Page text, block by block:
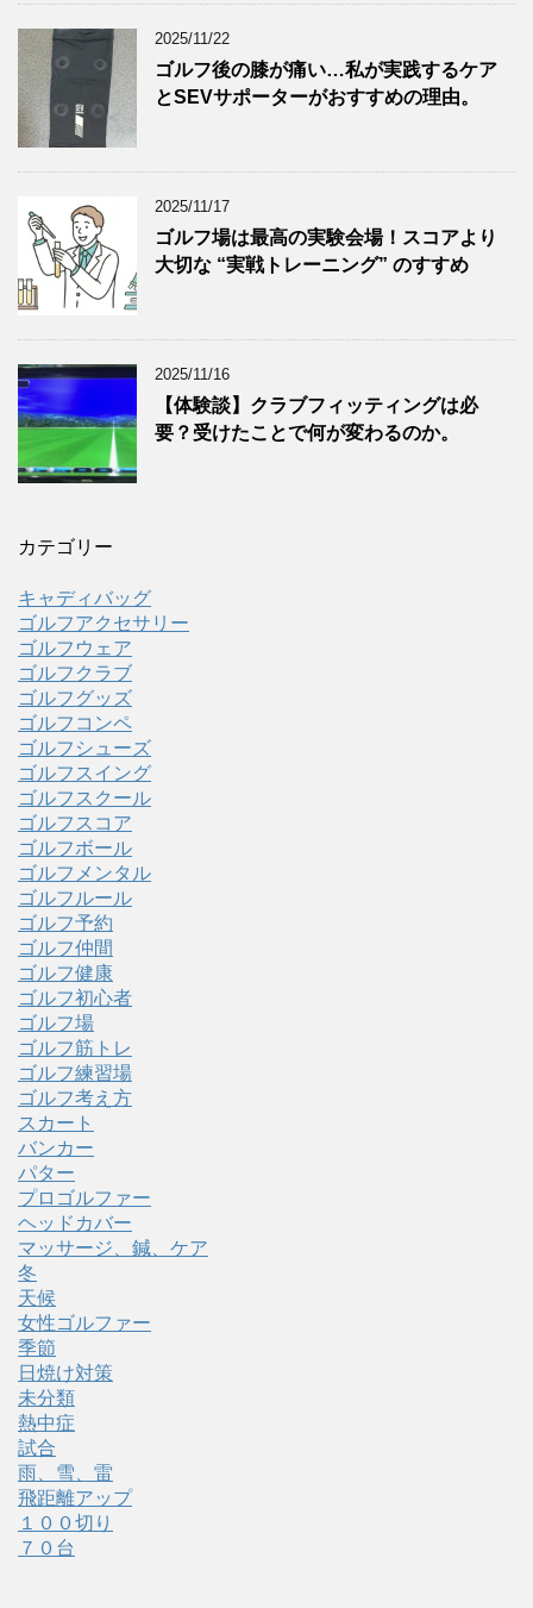
2025/11/22
ゴルフ後の膝が痛い…私が実践するケア
とSEVサポーターがおすすめの理由。
2025/11/17
ゴルフ場は最高の実験会場！スコアより
大切な “実戦トレーニング” のすすめ
2025/11/16
【体験談】クラブフィッティングは必
要？受けたことで何が変わるのか。
カテゴリー
キャディバッグ
ゴルフアクセサリー
ゴルフウェア
ゴルフクラブ
ゴルフグッズ
ゴルフコンペ
ゴルフシューズ
ゴルフスイング
ゴルフスクール
ゴルフスコア
ゴルフボール
ゴルフメンタル
ゴルフルール
ゴルフ予約
ゴルフ仲間
ゴルフ健康
ゴルフ初心者
ゴルフ場
ゴルフ筋トレ
ゴルフ練習場
ゴルフ考え方
スカート
バンカー
パター
プロゴルファー
ヘッドカバー
マッサージ、鍼、ケア
冬
天候
女性ゴルファー
季節
日焼け対策
未分類
熱中症
試合
雨、雪、雷
飛距離アップ
１００切り
７０台